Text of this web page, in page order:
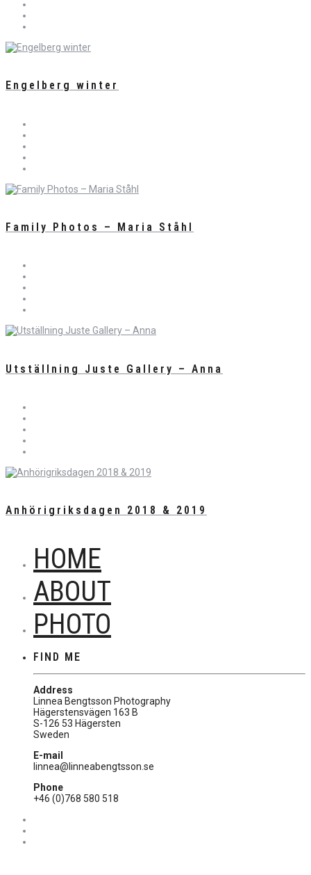
Engelberg winter
Family Photos – Maria Ståhl
Utställning Juste Gallery – Anna
Anhörigriksdagen 2018 & 2019
HOME
ABOUT
PHOTO
FIND ME
Address
Linnea Bengtsson Photography
Hägerstensvägen 163 B
S-126 53 Hägersten
Sweden
E-mail
linnea@linneabengtsson.se
Phone
+46 (0)768 580 518